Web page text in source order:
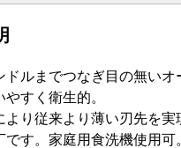
ドルまでつなぎ目の無いオ
すく衛生的。
より従来より薄い刃先を実
です。家庭用食洗機使用可